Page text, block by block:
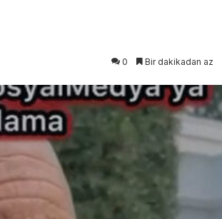
0 Bir dakikadan az